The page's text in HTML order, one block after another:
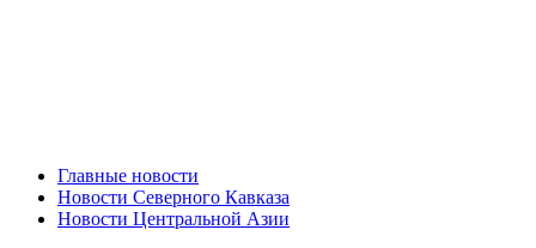
Главные новости
Новости Северного Кавказа
Новости Центральной Азии